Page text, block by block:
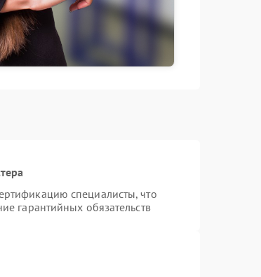
специалисты, что
гарантийных обязательств